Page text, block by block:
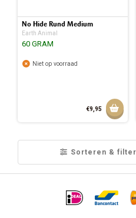
No Hide Rund Medium
Earth Animal
60 GRAM
Niet op voorraad
€9,95
Sorteren &